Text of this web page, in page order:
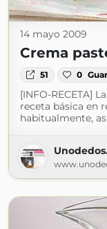
14 mayo 2009
Crema
51 0
[INFO-RECETA]
receta básica en
habitualmente,